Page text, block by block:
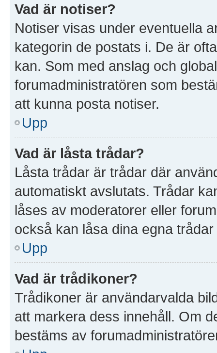
Vad är notiser?
Notiser visas under eventuella
kategorin de postats i. De är
kan. Som med anslag och
forumadministratören som
att kunna posta notiser.
Upp
Vad är låsta trådar?
Låsta trådar är trådar där
automatiskt avslutats. Trådar
låses av moderatorer eller
också kan låsa dina egna
Upp
Vad är trådikoner?
Trådikoner är användarvalda
att markera dess innehåll. Om
bestäms av